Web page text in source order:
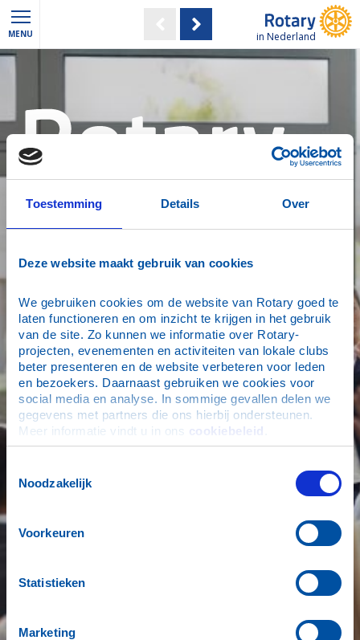
Toestemming Details Over
Deze website maakt gebruik van cookies
We gebruiken cookies om de website van Rotary goed te
laten functioneren en om inzicht te krijgen in het gebruik
van de site. Zo kunnen we informatie over Rotary-
projecten, evenementen en activiteiten van lokale clubs
beter presenteren en de website verbeteren voor leden
en bezoekers. Daarnaast gebruiken we cookies voor
social media en analyse. In sommige gevallen delen we
gegevens met partners die ons hierbij ondersteunen.
Meer informatie vindt u in ons cookiebeleid
Noodzakelijk
Voorkeuren
Statistieken
Marketing
MENU in Nederland
Online Magazine Januari 2026